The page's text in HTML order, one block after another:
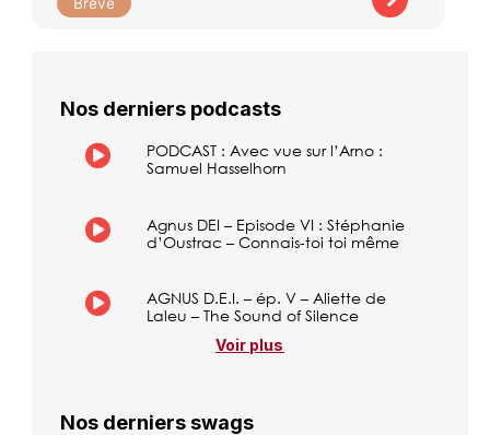
Nos derniers podcasts
PODCAST : Avec vue sur l’Arno :
Samuel Hasselhorn
Agnus DEI – Episode VI : Stéphanie
d’Oustrac – Connais-toi toi même
AGNUS D.E.I. – ép. V – Aliette de
Laleu – The Sound of Silence
Voir plus
Nos derniers swags